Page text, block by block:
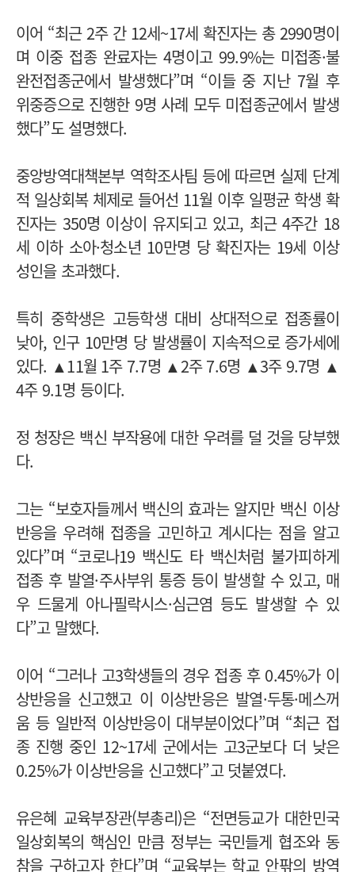
이어 “최근 2주 간 12세~17세 확진자는 총 2990명이
며 이중 접종 완료자는 4명이고 99.9%는 미접종·불
완전접종군에서 발생했다”며 “이들 중 지난 7월 후
위중증으로 진행한 9명 사례 모두 미접종군에서 발생
했다”도 설명했다.
중앙방역대책본부 역학조사팀 등에 따르면 실제 단계
적 일상회복 체제로 들어선 11월 이후 일평균 학생 확
진자는 350명 이상이 유지되고 있고, 최근 4주간 18
세 이하 소아·청소년 10만명 당 확진자는 19세 이상
성인을 초과했다.
특히 중학생은 고등학생 대비 상대적으로 접종률이
낮아, 인구 10만명 당 발생률이 지속적으로 증가세에
있다. ▲11월 1주 7.7명 ▲2주 7.6명 ▲3주 9.7명 ▲
4주 9.1명 등이다.
정 청장은 백신 부작용에 대한 우려를 덜 것을 당부했
다.
그는 “보호자들께서 백신의 효과는 알지만 백신 이상
반응을 우려해 접종을 고민하고 계시다는 점을 알고
있다”며 “코로나19 백신도 타 백신처럼 불가피하게
접종 후 발열·주사부위 통증 등이 발생할 수 있고, 매
우 드물게 아나필락시스·심근염 등도 발생할 수 있
다”고 말했다.
이어 “그러나 고3학생들의 경우 접종 후 0.45%가 이
상반응을 신고했고 이 이상반응은 발열·두통·메스꺼
움 등 일반적 이상반응이 대부분이었다”며 “최근 접
종 진행 중인 12~17세 군에서는 고3군보다 더 낮은
0.25%가 이상반응을 신고했다”고 덧붙였다.
유은혜 교육부장관(부총리)은 “전면등교가 대한민국
일상회복의 핵심인 만큼 정부는 국민들게 협조와 동
참을 구하고자 한다”며 “교육부는 학교 안팎의 방역